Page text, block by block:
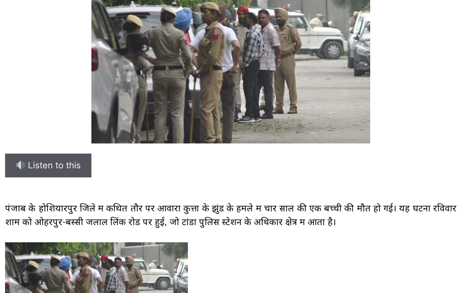
Listen to this
पंजाब के होशियारपुर जिले में कथित तौर पर आवारा कुत्तों के झुंड के हमले में चार साल की एक बच्ची की मौत हो गई। यह घटना रविवार
शाम को ओहरपुर-बस्सी जलाल लिंक रोड पर हुई, जो टांडा पुलिस स्टेशन के अधिकार क्षेत्र में आता है।